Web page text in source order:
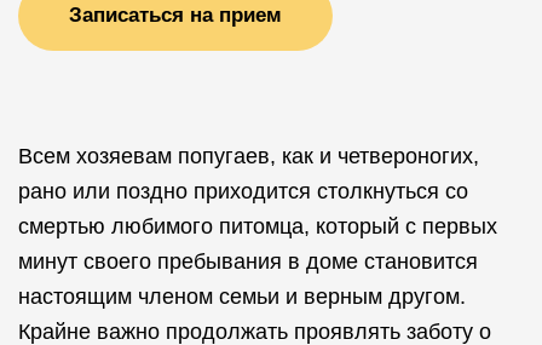
Записаться на прием
Всем хозяевам попугаев, как и четвероногих,
рано или поздно приходится столкнуться со
смертью любимого питомца, который с первых
минут своего пребывания в доме становится
настоящим членом семьи и верным другом.
Крайне важно продолжать проявлять заботу о